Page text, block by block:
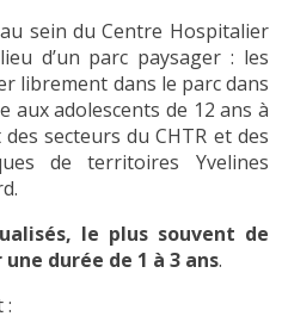
sein du Centre Hospitalier
d’un parc paysager : les
librement dans le parc dans
aux adolescents de 12 ans à
secteurs du CHTR et des
de territoires Yvelines
le plus souvent de
durée de 1 à 3 ans.
: